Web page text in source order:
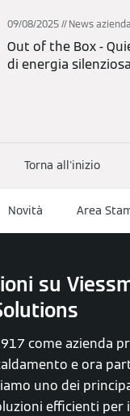
09/08/2025 News azienda
Out of the Box -
di energia silenziosa
Torna all'inizio
Novità Area
su
come azienda
e ora
uno dei
efficienti per